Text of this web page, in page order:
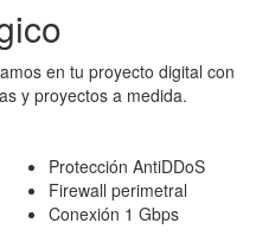
en tu proyecto digital con
y proyectos a medida.
Protección AntiDDoS
Firewall perimetral
Conexión 1 Gbps